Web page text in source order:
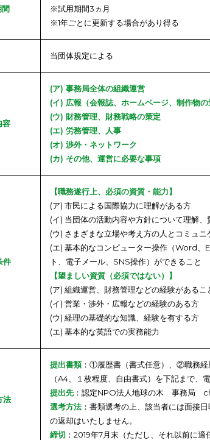
間
※試用期間3ヵ月
※1年ごとに更新する場合があり得る
当団体規定による
容
(ア) 事務局全体の組織運営
(イ) 広報（会報誌、ホームページ、制作物の
(ウ) 財務管理、財務戦略の策定
(エ) 労務管理、人事
(オ) 渉外・ネットワーク
(カ) その他、運営に必要な事項
件
【職務遂行上、必須の資質・能力】
(ア) 市民による国際協力に理解がある方
(イ) 当団体の活動内容や方針について理解
(ウ) さまざまな立場や考え方の人とコミュ
(エ) 基本的なコンピューター操作（Word
ト、電子メール、SNS操作）ができること
【望ましい資質（必須ではない）】
(ア) 組織運営、財務管理などの経験がある
(イ) 営業・渉外・広報などの経験のある方
(ウ) 経理の基礎的な知識、経験を有する方
(エ) 基本的な英語での実務能力
法
提出書類：①履歴書（書式任意）、②職務
（A4、１枚程度、自由書式）を下記まで、
提出先：認定NPO法人地球の木 事務局
選考方法：書類選考の上、該当者には面接
の返却はいたしません。
締切 ：2019年7月末（ただし、それ以前に適